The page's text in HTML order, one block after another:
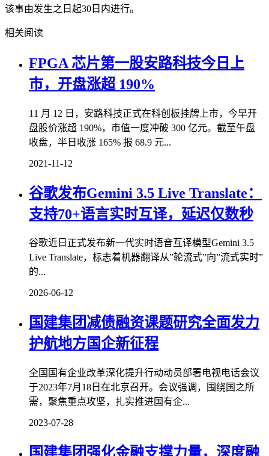
该事由发生之日起30日内进行。
相关阅读
FPGA 芯片第一股安路科技今日上
市，开盘涨超 190%
11 月 12 日，安路科技正式在科创板挂牌上市，今早开
盘股价涨超 190%，市值一度冲破 300 亿元。截至午盘
收盘，半日收涨 165% 报 68.9 元...
2021-11-12
谷歌发布Gemini 3.5 Live Translate：
支持70+语言实时互译，延迟仅数秒
谷歌近日正式发布新一代实时语音互译模型Gemini 3.5
Live Translate，标志着机器翻译从”轮流式”向”流式实时”
的...
2026-06-12
国建集团减债融资课题研究全面发力
护航地方国企新征程
全国国有企业改革深化提升行动动员部署电视电话会议
于2023年7月18日在北京召开。会议强调，围绕国之所
需，聚焦重点攻坚，扎实推进国有企...
2023-07-28
国建集团强化金融支撑力量，深度融